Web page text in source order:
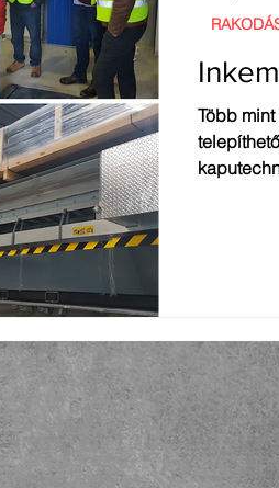
Több